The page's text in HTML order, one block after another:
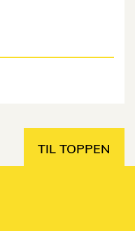
TIL TOPPEN